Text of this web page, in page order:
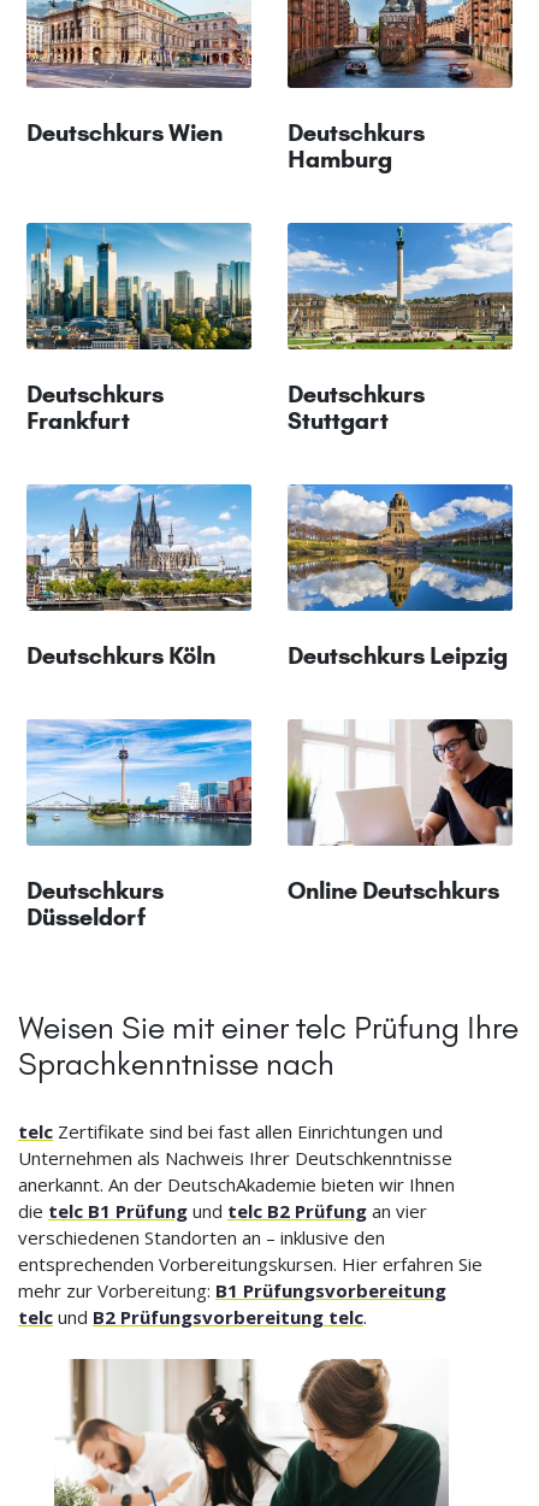
Deutschkurs Wien
Deutschkurs
Hamburg
Deutschkurs
Frankfurt
Deutschkurs
Stuttgart
Deutschkurs Köln Deutschkurs Leipzig
Deutschkurs
Düsseldorf
Online Deutschkurs
Weisen Sie mit einer telc Prüfung Ihre
Sprachkenntnisse nach
telc Zertifikate sind bei fast allen Einrichtungen und
Unternehmen als Nachweis Ihrer Deutschkenntnisse
anerkannt. An der DeutschAkademie bieten wir Ihnen
die telc B1 Prüfung und telc B2 Prüfung an vier
verschiedenen Standorten an – inklusive den
entsprechenden Vorbereitungskursen. Hier erfahren Sie
mehr zur Vorbereitung: B1 Prüfungsvorbereitung
telc und B2 Prüfungsvorbereitung telc.